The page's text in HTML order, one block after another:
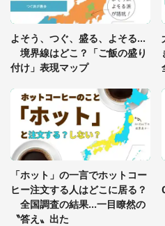
「閉所恐怖症の私は
年に『手を繋いで
8万人感動
知らぬおじいさんが
県・30代女性）
「ゾワゾワする」
グっちゃってた〝
よそう、つぐ、盛る、よそる...
境界線はどこ？「ご飯の盛り
付け」表現マップ
「ホット」の一言でホットコー
ヒー注文する人はどこに居る？
全国調査の結果...一目瞭然の
〝答え〟出た